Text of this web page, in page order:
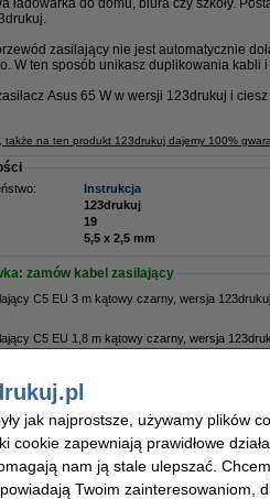
ładowarka do domu, biura czy szkoły.
zasilający nie jest automatycznie
W ten sposób unikasz duplikowania kabli
Asus 65 W w wersji 123drukuj i
także na ten produkt 123drukuj dajemy 100%
Instrukcja
123drukuj
19
5,5 x 2,5 mm
zamów kabel zasilający
C5 EU 3 m kątowy czarny, wersja 123drukuj
C5 EU 1,8 m kątowy czarny, wersja
na wtorek
jak najprostsze, używamy plików
cookie zapewniają prawidłowe
nam ją stale ulepszać.
Twoim zainteresowaniom,